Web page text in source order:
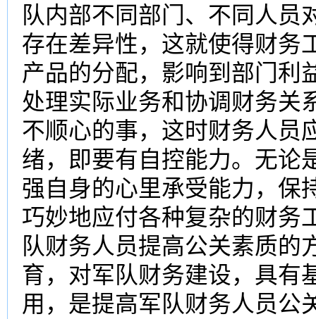
队内部不同部门、不同人员
存在差异性，这就使得财务
产品的分配，影响到部门利
处理实际业务和协调财务关
不顺心的事，这时财务人员
绪，即要有自控能力。无论
强自身的心里承受能力，保
巧妙地应付各种复杂的财务
队财务人员提高公关素质的
育，对军队财务建设，具有
用，是提高军队财务人员公